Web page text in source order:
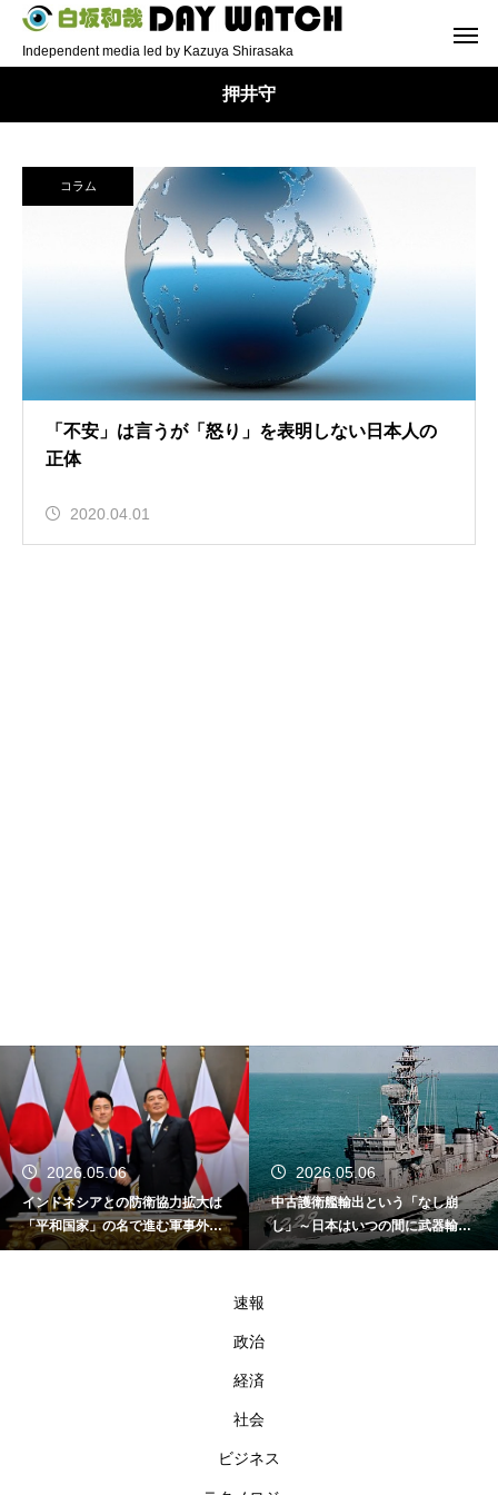
Independent media led by Kazuya Shirasaka
押井守
コラム
「不安」は言うが「怒り」を表明しない日本人の
正体
2020.04.01
2026.05.06
インドネシアとの防衛協力拡大は
「平和国家」の名で進む軍事外交
である
2026.05.06
中古護衛艦輸出という「なし崩
し」～日本はいつの間に武器輸出
国家になったのか～
速報
政治
経済
社会
ビジネス